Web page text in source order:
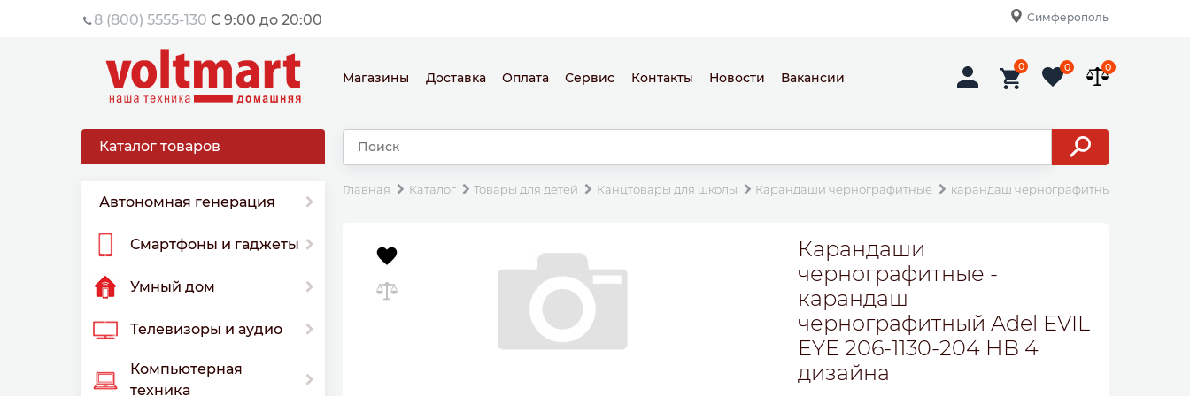
8 (800) 5555-130 С 9:00 до 20:00 Симферополь
Магазины Доставка Оплата Сервис Контакты Новости Вакансии
0 0 0
Каталог товаров
Автономная генерация
Смартфоны и гаджеты
Умный дом
Телевизоры и аудио
Компьютерная
техника
Главная Каталог Товары для детей Канцтовары для школы Карандаши чернографитные карандаш чернографитный Adel EVIL
Карандаши
чернографитные -
карандаш
чернографитный Adel EVIL
EYE 206-1130-204 HB 4
дизайна